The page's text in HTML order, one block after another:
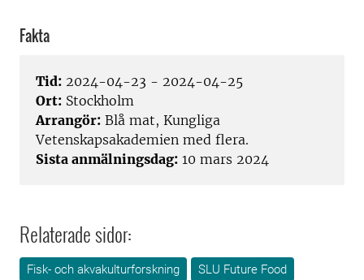
Fakta
Tid: 2024-04-23 - 2024-04-25
Ort: Stockholm
Arrangör: Blå mat, Kungliga
Vetenskapsakademien med flera.
Sista anmälningsdag: 10 mars 2024
Relaterade sidor:
Fisk- och akvakulturforskning
SLU Future Food